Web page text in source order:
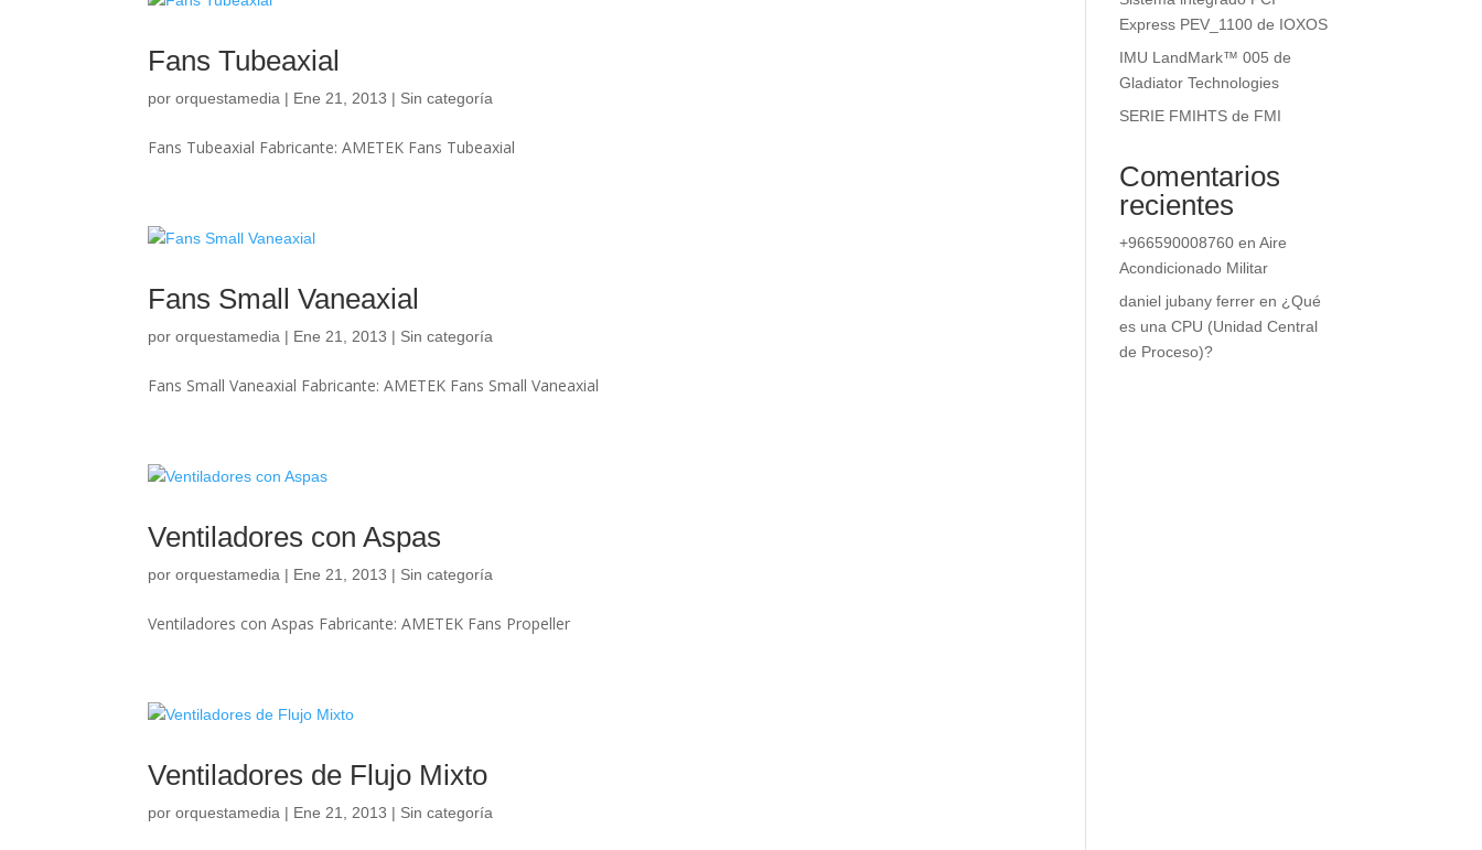
Fans Tubeaxial
pororquestamedia | Ene 21, 2013 | Sin categoría
Fans Tubeaxial Fabricante: AMETEK Fans Tubeaxial
Fans Small Vaneaxial
pororquestamedia | Ene 21, 2013 | Sin categoría
Fans Small Vaneaxial Fabricante: AMETEK Fans Small Vaneaxial
Ventiladores con Aspas
pororquestamedia | Ene 21, 2013 | Sin categoría
Ventiladores con Aspas Fabricante: AMETEK Fans Propeller
Ventiladores de Flujo Mixto
pororquestamedia | Ene 21, 2013 | Sin categoría
Express PEV_1100 de IOXOS
IMU LandMark™ 005 de
Gladiator Technologies
SERIE FMIHTS de FMI
Comentarios
recientes
+966590008760 enAire
Acondicionado Militar
daniel jubany ferrer en ¿Qué
es una CPU (Unidad Central
de Proceso)?